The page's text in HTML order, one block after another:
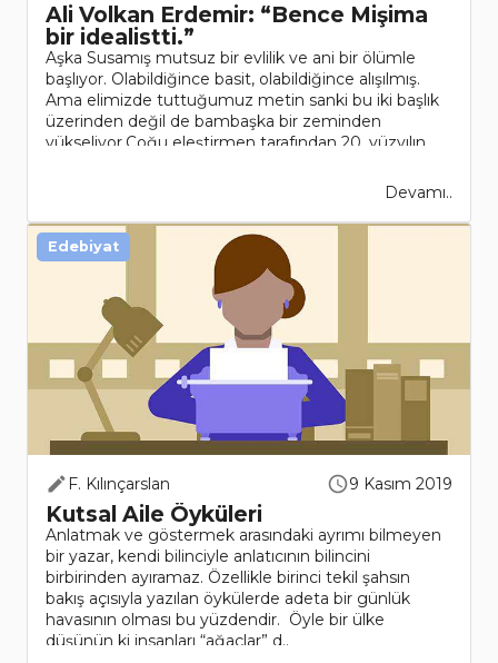
Ali Volkan Erdemir: “Bence Mişima
bir idealistti.”
Aşka Susamış mutsuz bir evlilik ve ani bir ölümle
başlıyor. Olabildiğince basit, olabildiğince alışılmış.
Ama elimizde tuttuğumuz metin sanki bu iki başlık
üzerinden değil de bambaşka bir zeminden
yükseliyor.Çoğu eleştirmen tarafından 20. yüzyılın
Devamı..
F. Kılınçarslan 9 Kasım 2019
Kutsal Aile Öyküleri
Anlatmak ve göstermek arasındaki ayrımı bilmeyen
bir yazar, kendi bilinciyle anlatıcının bilincini
birbirinden ayıramaz. Özellikle birinci tekil şahsın
bakış açısıyla yazılan öykülerde adeta bir günlük
havasının olması bu yüzdendir. Öyle bir ülke
düşünün ki insanları “ağaçlar” d..
Edebiyat